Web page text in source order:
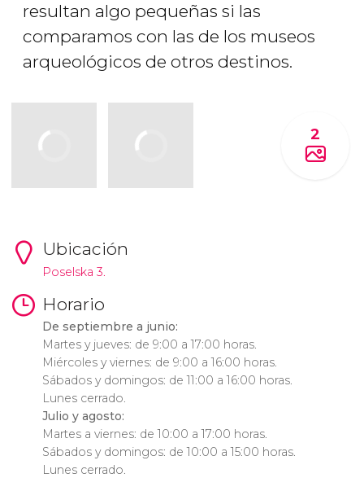
resultan algo pequeñas si las
comparamos con las de los museos
arqueológicos de otros destinos.
2
Ubicación
Poselska 3.
Horario
De septiembre a junio:
Martes y jueves: de 9:00 a 17:00 horas.
Miércoles y viernes: de 9:00 a 16:00 horas.
Sábados y domingos: de 11:00 a 16:00 horas.
Lunes cerrado.
Julio y agosto:
Martes a viernes: de 10:00 a 17:00 horas.
Sábados y domingos: de 10:00 a 15:00 horas.
Lunes cerrado.